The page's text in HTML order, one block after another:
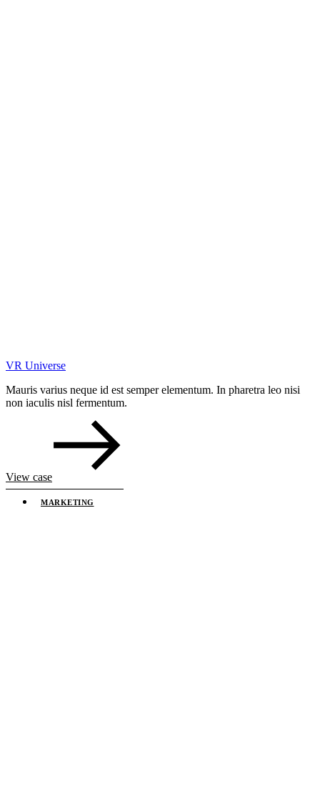
VR Universe
Mauris varius neque id est semper elementum. In pharetra leo nisi
non iaculis nisl fermentum.
View case
MARKETING